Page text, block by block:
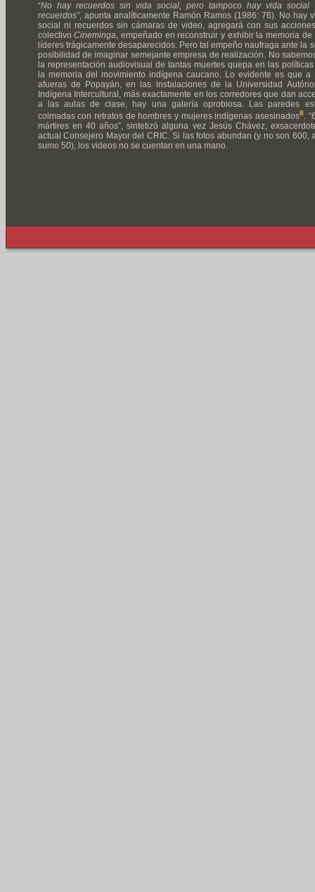
“No hay recuerdos sin vida social, pero tampoco hay vida social
recuerdos”, apunta analíticamente Ramón Ramos (1986: 76). No hay
social ni recuerdos sin cámaras de video, agregará con sus
colectivoCineminga, empeñado en reconstruir y exhibir la memoria de
líderes trágicamente desaparecidos. Pero tal empeño naufraga ante la
posibilidad de imaginar semejante empresa de realización. No
la representación audiovisual de tantas muertes quepa en las
la memoria del movimiento indígena caucano. Lo evidente es que a
afueras de Popayán, en las instalaciones de la Universidad
Indígena Intercultural, más exactamente en los corredores que dan
a las aulas de clase, hay una galería oprobiosa. Las paredes
colmadas con retratos de hombres y mujeres indígenas asesinados8.
mártires en 40 años”, sintetizó alguna vez Jesús Chávez,
actual Consejero Mayor del CRIC. Si las fotos abundan (y no son 600,
sumo 50), los videos no se cuentan en una mano.